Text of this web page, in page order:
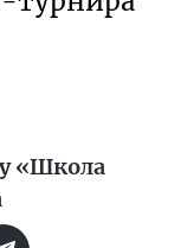
«Школа